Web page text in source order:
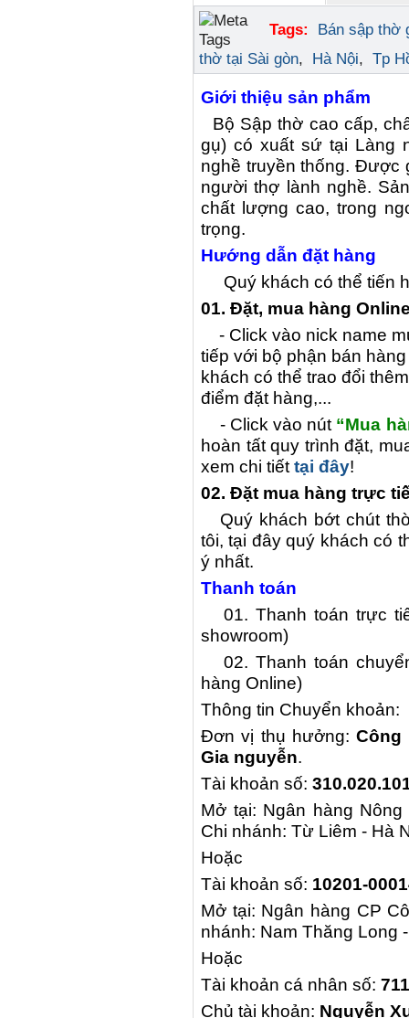
Tags:
Bán sập thờ
thờ tại Sài gòn, Hà Nội, Tp
Giới thiệu sản phẩm
Bộ Sập thờ cao cấp,
gụ) có xuất sứ tại Làng
nghề truyền thống. Được
người thợ lành nghề.
chất lượng cao, trong
trọng.
Hướng dẫn đặt hàng
Quý khách có thể tiến
01. Đặt, mua hàng
- Click vào nick name
tiếp với bộ phận bán
khách có thể trao đổi
điểm đặt hàng,...
- Click vào nút “Mua
hoàn tất quy trình đặt,
xem chi tiết tại đây!
02. Đặt mua hàng trực
Quý khách bớt chút
tôi, tại đây quý khách có
ý nhất.
Thanh toán
01. Thanh toán trực
showroom)
02. Thanh toán
hàng Online)
Thông tin Chuyển khoản:
Đơn vị thụ hưởng:Công
Gia nguyễn.
Tài khoản số: 310.020.
Mở tại: Ngân hàng
Chi nhánh: Từ Liêm - Hà
Hoặc
Tài khoản số: 10201-
Mở tại: Ngân hàng CP
nhánh: Nam Thăng Long
Hoặc
Tài khoản cá nhân số:
Chủ tài khoản: Nguyễn